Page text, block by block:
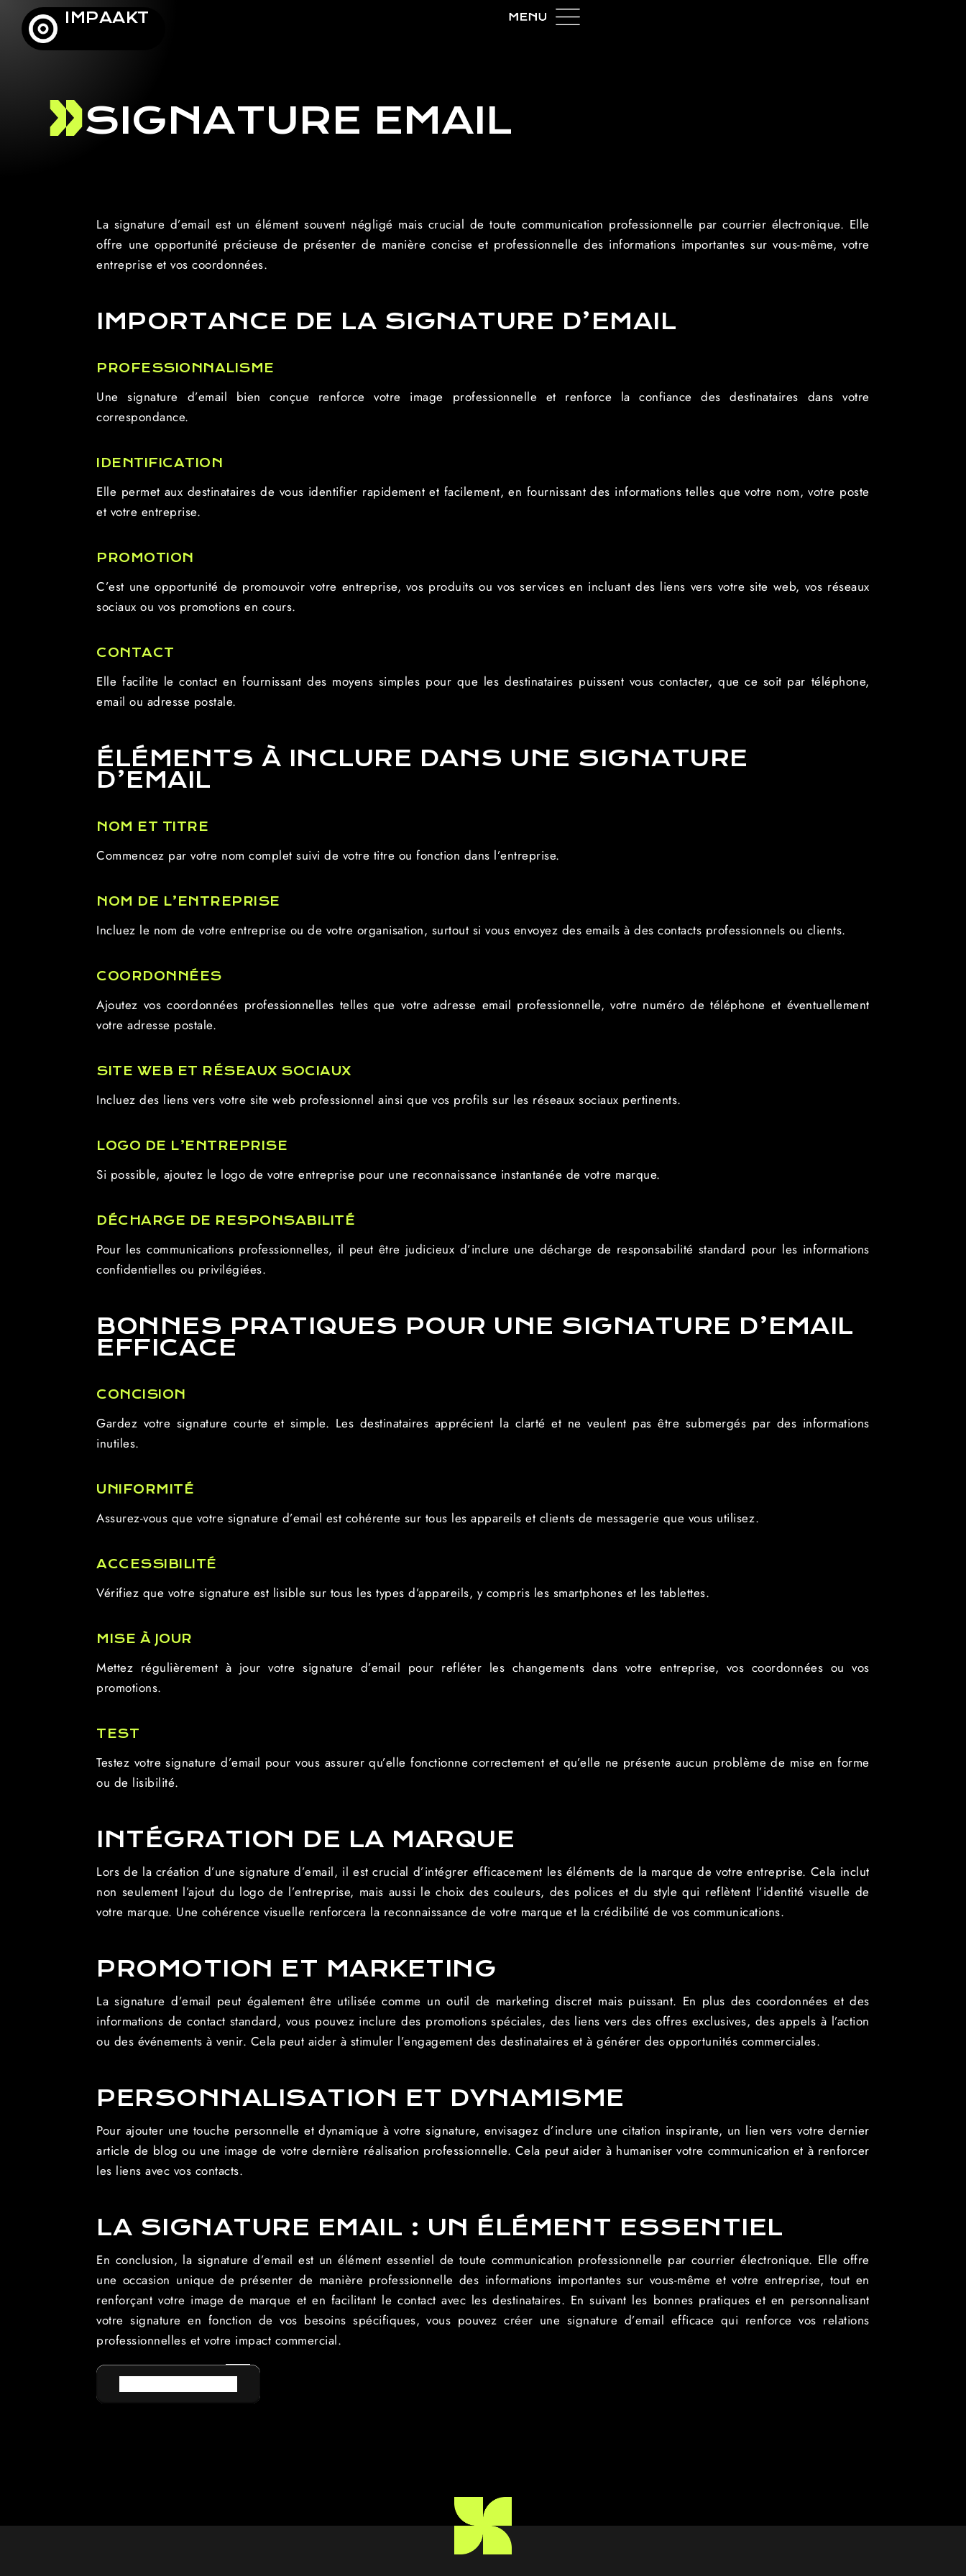
IMPAAKT
SIGNATURE EMAIL
La signature d’email est un élément souvent négligé mais crucial de toute communication professionnelle par courrier électronique. Elle
offre une opportunité précieuse de présenter de manière concise et professionnelle des informations importantes sur vous-même, votre
entreprise et vos coordonnées.
IMPORTANCE DE LA SIGNATURE D’EMAIL
PROFESSIONNALISME
Une signature d’email bien conçue renforce votre image professionnelle et renforce la confiance des destinataires dans votre
correspondance.
IDENTIFICATION
Elle permet aux destinataires de vous identifier rapidement et facilement, en fournissant des informations telles que votre nom, votre poste
et votre entreprise.
PROMOTION
C’est une opportunité de promouvoir votre entreprise, vos produits ou vos services en incluant des liens vers votre site web, vos réseaux
sociaux ou vos promotions en cours.
CONTACT
Elle facilite le contact en fournissant des moyens simples pour que les destinataires puissent vous contacter, que ce soit par téléphone,
email ou adresse postale.
ÉLÉMENTS À INCLURE DANS UNE SIGNATURE
D’EMAIL
NOM ET TITRE
Commencez par votre nom complet suivi de votre titre ou fonction dans l’entreprise.
NOM DE L’ENTREPRISE
Incluez le nom de votre entreprise ou de votre organisation, surtout si vous envoyez des emails à des contacts professionnels ou clients.
COORDONNÉES
Ajoutez vos coordonnées professionnelles telles que votre adresse email professionnelle, votre numéro de téléphone et éventuellement
votre adresse postale.
SITE WEB ET RÉSEAUX SOCIAUX
Incluez des liens vers votre site web professionnel ainsi que vos profils sur les réseaux sociaux pertinents.
LOGO DE L’ENTREPRISE
Si possible, ajoutez le logo de votre entreprise pour une reconnaissance instantanée de votre marque.
DÉCHARGE DE RESPONSABILITÉ
Pour les communications professionnelles, il peut être judicieux d’inclure une décharge de responsabilité standard pour les informations
confidentielles ou privilégiées.
BONNES PRATIQUES POUR UNE SIGNATURE D’EMAIL
EFFICACE
CONCISION
Gardez votre signature courte et simple. Les destinataires apprécient la clarté et ne veulent pas être submergés par des informations
inutiles.
UNIFORMITÉ
Assurez-vous que votre signature d’email est cohérente sur tous les appareils et clients de messagerie que vous utilisez.
ACCESSIBILITÉ
Vérifiez que votre signature est lisible sur tous les types d’appareils, y compris les smartphones et les tablettes.
MISE À JOUR
Mettez régulièrement à jour votre signature d’email pour refléter les changements dans votre entreprise, vos coordonnées ou vos
promotions.
TEST
Testez votre signature d’email pour vous assurer qu’elle fonctionne correctement et qu’elle ne présente aucun problème de mise en forme
ou de lisibilité.
INTÉGRATION DE LA MARQUE
Lors de la création d’une signature d’email, il est crucial d’intégrer efficacement les éléments de la marque de votre entreprise. Cela inclut
non seulement l’ajout du logo de l’entreprise, mais aussi le choix des couleurs, des polices et du style qui reflètent l’identité visuelle de
votre marque. Une cohérence visuelle renforcera la reconnaissance de votre marque et la crédibilité de vos communications.
PROMOTION ET MARKETING
La signature d’email peut également être utilisée comme un outil de marketing discret mais puissant. En plus des coordonnées et des
informations de contact standard, vous pouvez inclure des promotions spéciales, des liens vers des offres exclusives, des appels à l’action
ou des événements à venir. Cela peut aider à stimuler l’engagement des destinataires et à générer des opportunités commerciales.
PERSONNALISATION ET DYNAMISME
Pour ajouter une touche personnelle et dynamique à votre signature, envisagez d’inclure une citation inspirante, un lien vers votre dernier
article de blog ou une image de votre dernière réalisation professionnelle. Cela peut aider à humaniser votre communication et à renforcer
les liens avec vos contacts.
LA SIGNATURE EMAIL : UN ÉLÉMENT ESSENTIEL
En conclusion, la signature d’email est un élément essentiel de toute communication professionnelle par courrier électronique. Elle offre
une occasion unique de présenter de manière professionnelle des informations importantes sur vous-même et votre entreprise, tout en
renforçant votre image de marque et en facilitant le contact avec les destinataires. En suivant les bonnes pratiques et en personnalisant
votre signature en fonction de vos besoins spécifiques, vous pouvez créer une signature d’email efficace qui renforce vos relations
professionnelles et votre impact commercial.